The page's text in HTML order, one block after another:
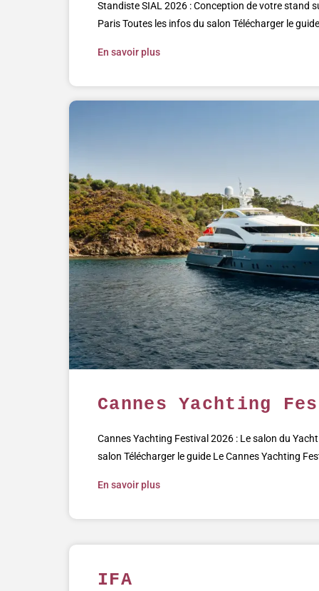
Standiste SIAL 2026 : Conception de votre stand
Paris Toutes les infos du salon Télécharger le
En savoir plus
Cannes Yachting
Cannes Yachting Festival 2026 : Le salon du
salon Télécharger le guide Le Cannes Yachting
En savoir plus
IFA